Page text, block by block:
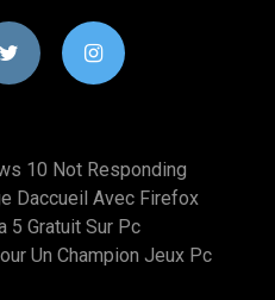
10 Not Responding
Daccueil Avec Firefox
5 Gratuit Sur Pc
Un Champion Jeux Pc